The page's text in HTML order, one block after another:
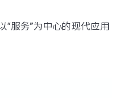
“服务”为中心的现代应用